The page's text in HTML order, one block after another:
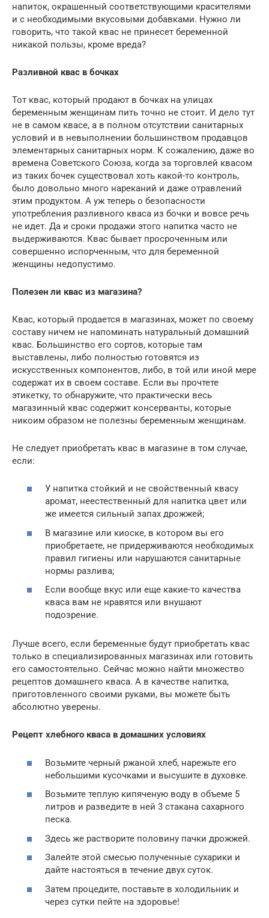
напиток, окрашенный соответствующими красителями
и с необходимыми вкусовыми добавками. Нужно ли
говорить, что такой квас не принесет беременной
никакой пользы, кроме вреда?
Разливной квас в бочках
Тот квас, который продают в бочках на улицах
беременным женщинам пить точно не стоит. И дело тут
не в самом квасе, а в полном отсутствии санитарных
условий и в невыполнении большинством продавцов
элементарных санитарных норм. К сожалению, даже во
времена Советского Союза, когда за торговлей квасом
из таких бочек существовал хоть какой-то контроль,
было довольно много нареканий и даже отравлений
этим продуктом. А уж теперь о безопасности
употребления разливного кваса из бочки и вовсе речь
не идет. Да и сроки продажи этого напитка часто не
выдерживаются. Квас бывает просроченным или
совершенно испорченным, что для беременной
женщины недопустимо.
Полезен ли квас из магазина?
Квас, который продается в магазинах, может по своему
составу ничем не напоминать натуральный домашний
квас. Большинство его сортов, которые там
выставлены, либо полностью готовятся из
искусственных компонентов, либо, в той или иной мере
содержат их в своем составе. Если вы прочтете
этикетку, то обнаружите, что практически весь
магазинный квас содержит консерванты, которые
никоим образом не полезны беременным женщинам.
Не следует приобретать квас в магазине в том случае,
если:
У напитка стойкий и не свойственный квасу
аромат, неестественный для напитка цвет или
же имеется сильный запах дрожжей;
В магазине или киоске, в котором вы его
приобретаете, не придерживаются необходимых
правил гигиены или нарушаются санитарные
нормы разлива;
Если вообще вкус или еще какие-то качества
кваса вам не нравятся или внушают
подозрение.
Лучше всего, если беременные будут приобретать квас
только в специализированных магазинах или готовить
его самостоятельно. Сейчас можно найти множество
рецептов домашнего кваса. А в качестве напитка,
приготовленного своими руками, вы можете быть
абсолютно уверены.
Рецепт хлебного кваса в домашних условиях
Возьмите черный ржаной хлеб, нарежьте его
небольшими кусочками и высушите в духовке.
Возьмите теплую кипяченую воду в объеме 5
литров и разведите в ней 3 стакана сахарного
песка.
Здесь же растворите половину пачки дрожжей.
Залейте этой смесью полученные сухарики и
дайте настояться в течение двух суток.
Затем процедите, поставьте в холодильник и
через сутки пейте на здоровье!